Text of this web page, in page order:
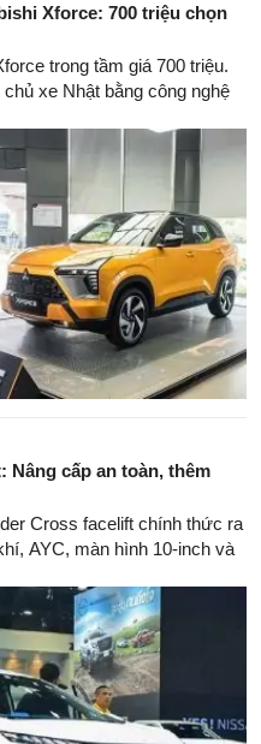
Xforce: 700 triệu chọn
trong tầm giá 700 triệu.
xe Nhật bằng công nghệ
Nâng cấp an toàn, thêm
Cross facelift chính thức ra
AYC, màn hình 10-inch và